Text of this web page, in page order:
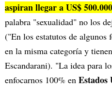
aspiran llegar a US$
palabra "sexualidad" no los
("En los estatutos de algunos
en la misma categoría y
Escandarani). "La idea para
enfocarnos 100% en Estados